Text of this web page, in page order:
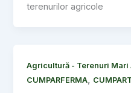
terenurilor agricole
Agricultură - Terenuri
CUMPARFERMA,